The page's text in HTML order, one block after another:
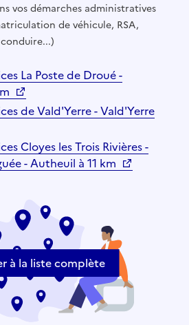
vos démarches administratives
de véhicule, RSA,
La Poste de Droué -
de Vald'Yerre - Vald'Yerre
Cloyes les Trois Rivières -
- Autheuil à 11 km
à la liste complète